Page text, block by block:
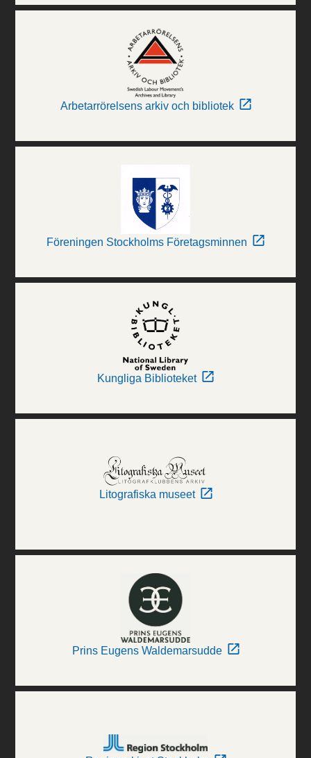
Arbetarrörelsens arkiv och bibliotek
Föreningen Stockholms Företagsminnen
Kungliga Biblioteket
Litografiska museet
Prins Eugens Waldemarsudde